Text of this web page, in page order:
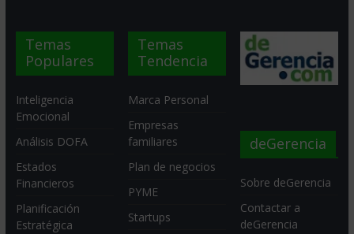
Temas
Populares
Inteligencia
Emocional
Análisis DOFA
Estados
Financieros
Planificación
Estratégica
Temas
Tendencia
Marca Personal
Empresas
familiares
Plan de negocios
PYME
Startups
deGerencia
Sobre deGerencia
Contactar a
deGerencia